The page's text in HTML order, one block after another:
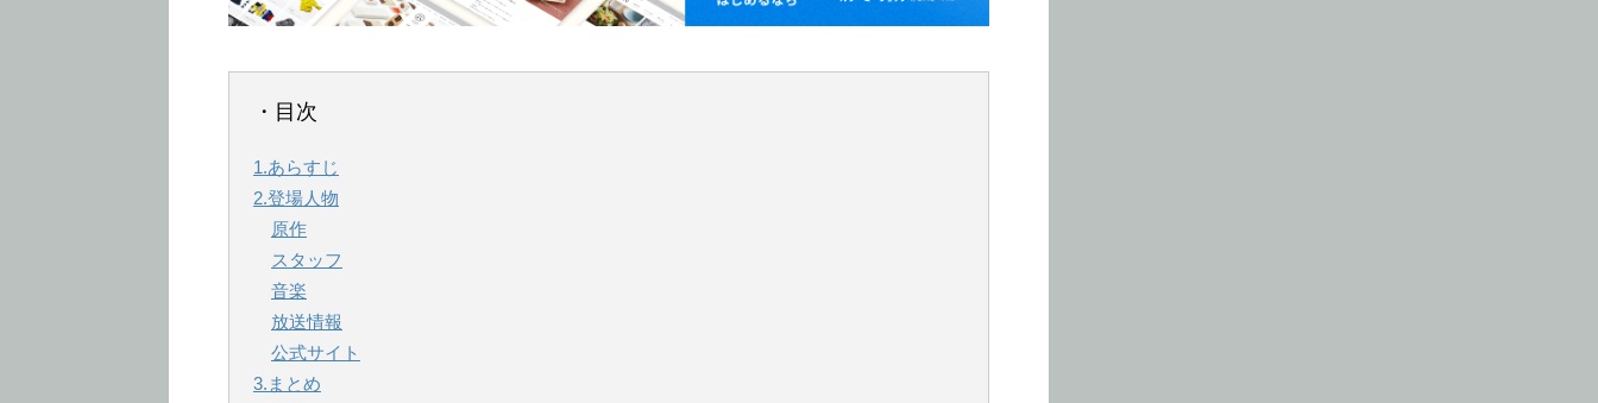
・目次
1.あらすじ
2.登場人物
原作
スタッフ
音楽
放送情報
公式サイト
3.まとめ